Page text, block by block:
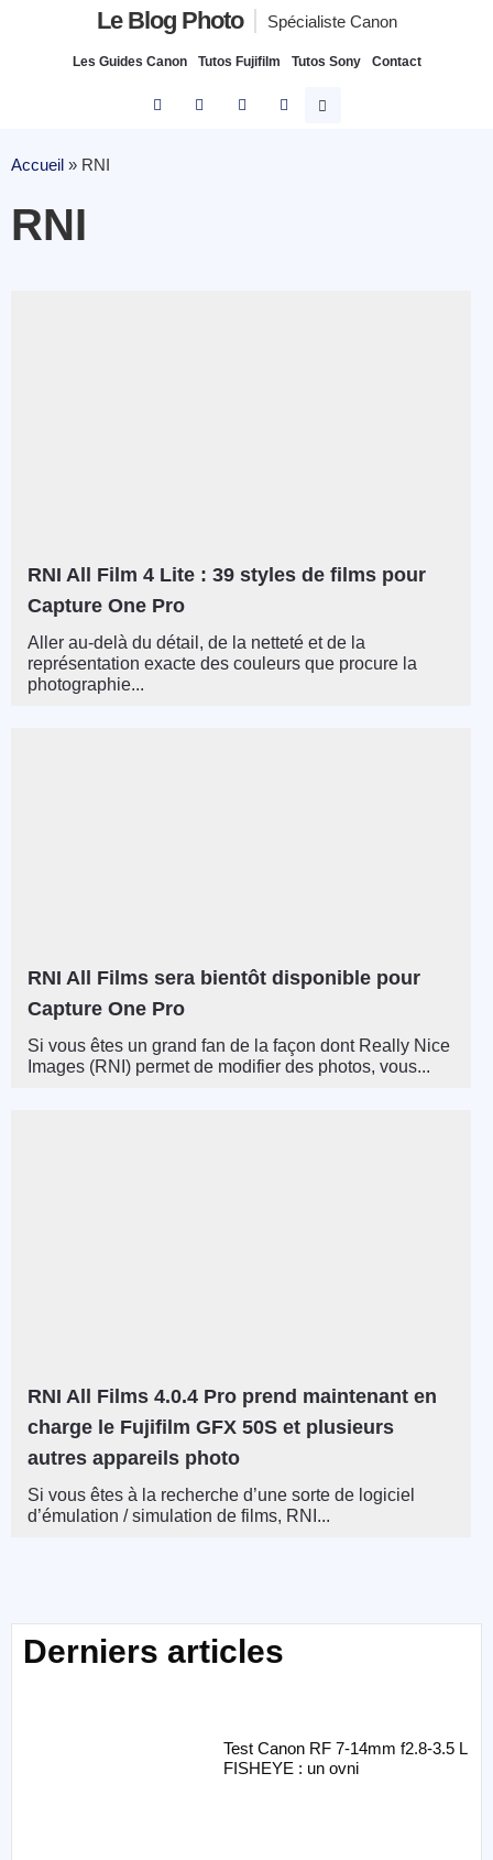
Le Blog Photo Spécialiste Canon
Les Guides Canon Tutos Fujifilm Tutos Sony Contact
Accueil » RNI
RNI
RNI All Film 4 Lite : 39 styles de films pour
Capture One Pro
Aller au-delà du détail, de la netteté et de la
représentation exacte des couleurs que procure la
photographie...
RNI All Films sera bientôt disponible pour
Capture One Pro
Si vous êtes un grand fan de la façon dont Really Nice
Images (RNI) permet de modifier des photos, vous...
RNI All Films 4.0.4 Pro prend maintenant en
charge le Fujifilm GFX 50S et plusieurs
autres appareils photo
Si vous êtes à la recherche d’une sorte de logiciel
d’émulation / simulation de films, RNI...
Derniers articles
Test Canon RF 7-14mm f2.8-3.5 L
FISHEYE : un ovni